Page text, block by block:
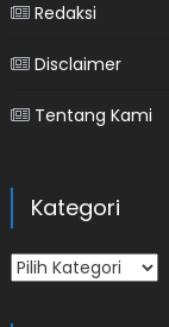
Redaksi
Disclaimer
Tentang Kami
Kategori
Kategori